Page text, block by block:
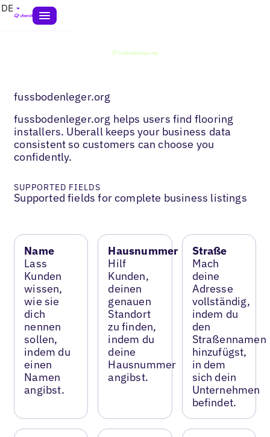
DE
fussbodenleger.org
fussbodenleger.org helps users find flooring
installers. Uberall keeps your business data
consistent so customers can choose you
confidently.
SUPPORTED FIELDS
Supported fields for complete business listings
Name
Lass
Kunden
wissen,
wie sie
dich
nennen
sollen,
indem du
einen
Namen
angibst.
Hausnummer
Hilf
Kunden,
deinen
genauen
Standort
zu finden,
indem du
deine
Hausnummer
angibst.
Straße
Mach
deine
Adresse
vollständig,
indem du
den
Straßennamen
hinzufügst,
in dem
sich dein
Unternehmen
befindet.